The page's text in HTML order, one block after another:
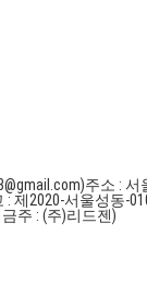
주소 : 서
제2020-서울성동-
주 : (주)리드젠)